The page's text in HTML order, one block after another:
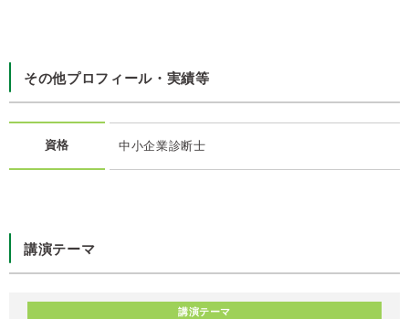
その他プロフィール・実績等
資格 中小企業診断士
講演テーマ
講演テーマ